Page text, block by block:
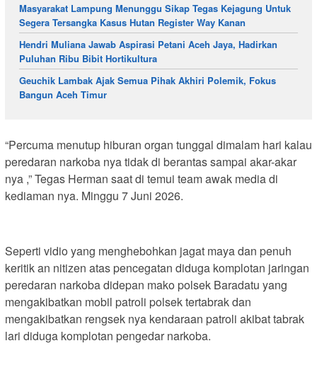
Masyarakat Lampung Menunggu Sikap Tegas Kejagung Untuk
Segera Tersangka Kasus Hutan Register Way Kanan
Hendri Muliana Jawab Aspirasi Petani Aceh Jaya, Hadirkan
Puluhan Ribu Bibit Hortikultura
Geuchik Lambak Ajak Semua Pihak Akhiri Polemik, Fokus
Bangun Aceh Timur
“Percuma menutup hiburan organ tunggal dimalam hari kalau
peredaran narkoba nya tidak di berantas sampai akar-akar
nya ,” Tegas Herman saat di temui team awak media di
kediaman nya. Minggu 7 Juni 2026.
Seperti vidio yang menghebohkan jagat maya dan penuh
keritik an nitizen atas pencegatan diduga komplotan jaringan
peredaran narkoba didepan mako polsek Baradatu yang
mengakibatkan mobil patroli polsek tertabrak dan
mengakibatkan rengsek nya kendaraan patroli akibat tabrak
lari diduga komplotan pengedar narkoba.